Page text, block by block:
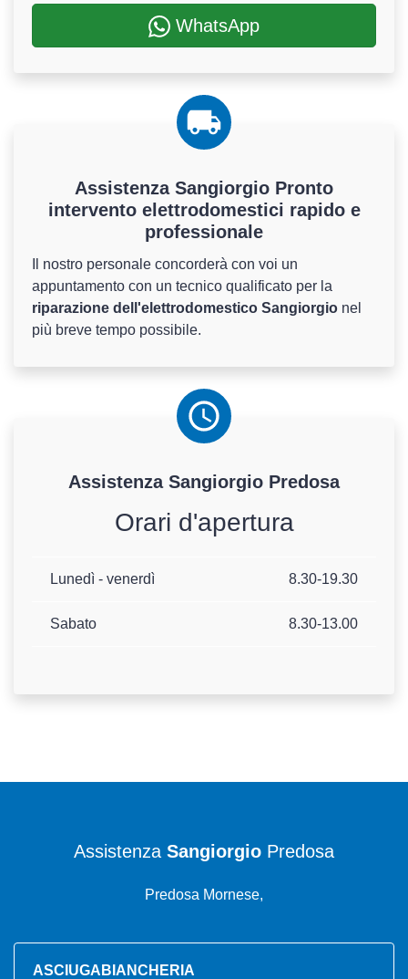
WhatsApp
Assistenza Sangiorgio Pronto
intervento elettrodomestici rapido e
professionale
Il nostro personale concorderà con voi un
appuntamento con un tecnico qualificato per la
riparazione dell'elettrodomestico Sangiorgio nel
più breve tempo possibile.
Assistenza Sangiorgio Predosa
Orari d'apertura
Lunedì - venerdì 8.30-19.30
Sabato 8.30-13.00
Assistenza Sangiorgio Predosa
Predosa Mornese,
ASCIUGABIANCHERIA